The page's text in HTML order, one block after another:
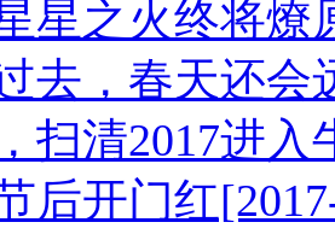
星之火终将燎
去，春天还会
扫清2017进入
后开门红